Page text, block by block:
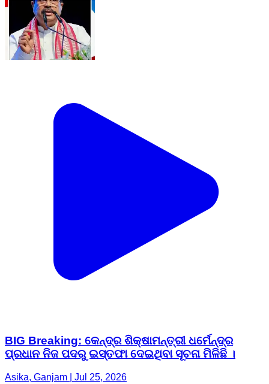
BIG Breaking: କେନ୍ଦ୍ର ଶିକ୍ଷାମନ୍ତ୍ରୀ ଧର୍ମେନ୍ଦ୍ର
ପ୍ରଧାନ ନିଜ ପଦରୁ ଇସ୍ତଫା ଦେଇଥିବା ସୂଚନା ମିଳିଛି ।
Asika, Ganjam | Jul 25, 2026